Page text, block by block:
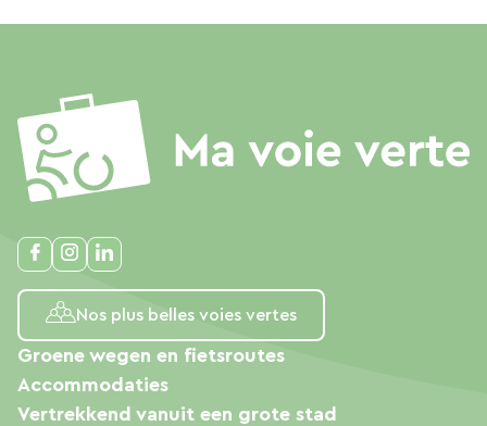
Nos plus belles voies vertes
Groene wegen en fietsroutes
Accommodaties
Vertrekkend vanuit een grote stad